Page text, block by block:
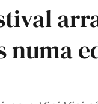
numa